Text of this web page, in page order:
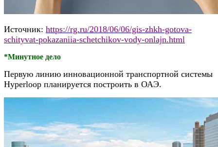
Источник: https://rg.ru/2018/06/06/gis-zhkh-gotova-
schityvat-pokazaniia-schetchikov-vody-onlajn.html
*Минутное дело
Первую линию инновационной транспортной системы
Hyperloop планируется построить в ОАЭ.